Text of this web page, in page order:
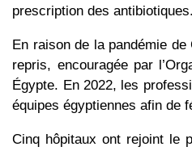
prescription des antibiotiques.
En raison de la pandémie
repris, encouragée par
Égypte. En 2022, les
équipes égyptiennes afin de
Cinq hôpitaux ont rejoint le